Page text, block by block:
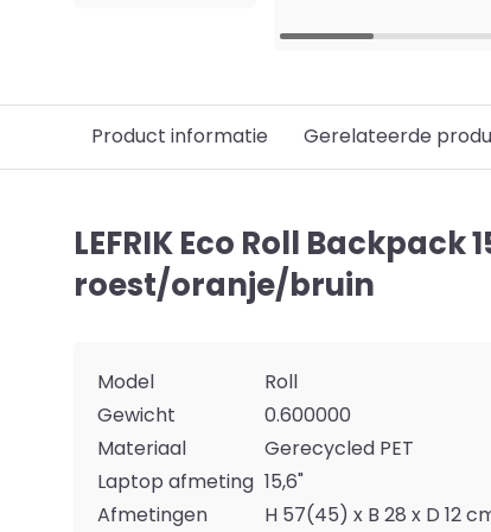
Product informatie Gerelateerde
LEFRIK Eco Roll Backpack
roest/oranje/bruin
Model
Roll
Gewicht
0.600000
Materiaal
Gerecycled PET
Laptop afmeting 15,6"
Afmetingen
H 57(45) x B 28 x D 12